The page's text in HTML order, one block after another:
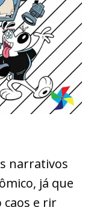
narrativos
já que
caos e rir